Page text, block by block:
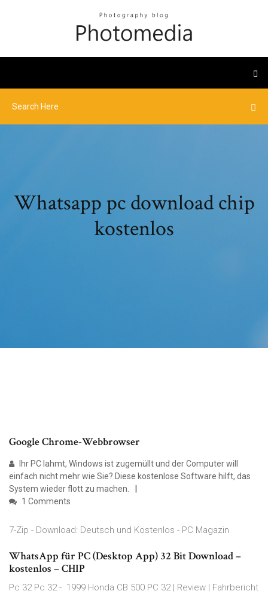
Whatsapp pc download chip
kostenlos
Google Chrome-Webbrowser
Ihr PC lahmt, Windows ist zugemüllt und der Computer will
einfach nicht mehr wie Sie? Diese kostenlose Software hilft, das
System wieder flott zu machen.
1 Comments
7-Zip - Download: Deutsch und Kostenlos - PC Magazin
WhatsApp für PC (Desktop App) 32 Bit Download –
kostenlos – CHIP
Pc 32 Pc 32 - ️ 1999 Honda CB 500 PC 32 | Review | Fahrbericht